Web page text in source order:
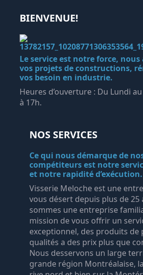
BIENVENUE!
Le service est notre force,
vos projets de constructions,
vos besoin en industrie.
Heures d’ouverture : Du Lundi
à 17h.
NOS SERVICES
Ce qui nous démarque de
compétiteurs est notre
et notre rapidité d’exécution.
Visserie Meloche est une
vous désert depuis plus de 25
sommes une entreprise
mission de vous offrir un
exceptionnel, des produits de
qualités a des prix plus que
Nous desservons un large
grande région Montréalaise,